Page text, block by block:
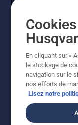
© Husqvarna
indiqués sont
contractuelles.
En cliquant sur «
le stockage de
navigation sur le
nos efforts de
Lisez notre